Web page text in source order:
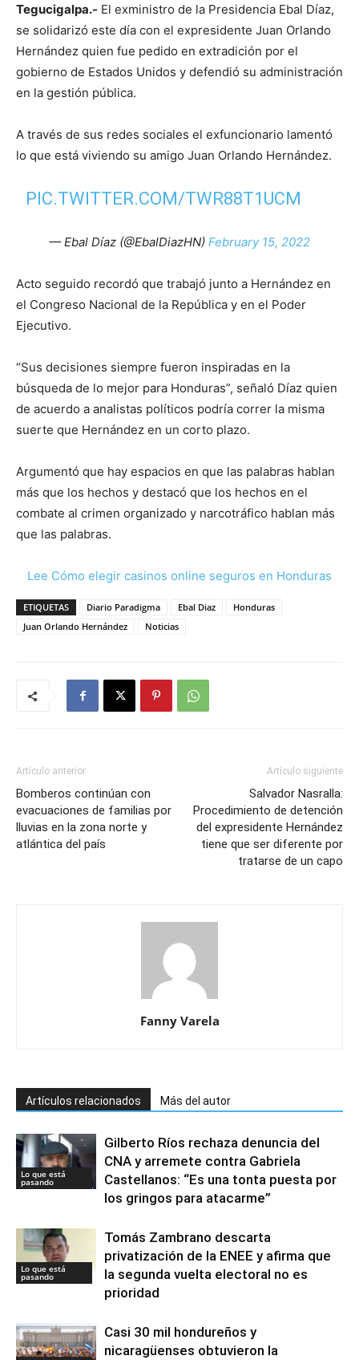
Tegucigalpa.- El exministro de la Presidencia Ebal Díaz,
se solidarizó este día con el expresidente Juan Orlando
Hernández quien fue pedido en extradición por el
gobierno de Estados Unidos y defendió su administración
en la gestión pública.
A través de sus redes sociales el exfuncionario lamentó
lo que está viviendo su amigo Juan Orlando Hernández.
PIC.TWITTER.COM/TWR88T1UCM
— Ebal Díaz (@EbalDiazHN) February 15, 2022
Acto seguido recordó que trabajó junto a Hernández en
el Congreso Nacional de la República y en el Poder
Ejecutivo.
“Sus decisiones siempre fueron inspiradas en la
búsqueda de lo mejor para Honduras”, señaló Díaz quien
de acuerdo a analistas políticos podría correr la misma
suerte que Hernández en un corto plazo.
Argumentó que hay espacios en que las palabras hablan
más que los hechos y destacó que los hechos en el
combate al crimen organizado y narcotráfico hablan más
que las palabras.
Lee Cómo elegir casinos online seguros en Honduras
ETIQUETAS Diario Paradigma Ebal Diaz
Honduras
Juan Orlando Hernández
Noticias
Artículo anterior
Bomberos continúan con
evacuaciones de familias por
lluvias en la zona norte y
atlántica del país
Artículo siguiente
Salvador Nasralla:
Procedimiento de detención
del expresidente Hernández
tiene que ser diferente por
tratarse de un capo
Fanny Varela
Artículos relacionados Más del autor
Lo que está
pasando
Gilberto Ríos rechaza denuncia del
CNA y arremete contra Gabriela
Castellanos: “Es una tonta puesta por
los gringos para atacarme”
Lo que está
pasando
Tomás Zambrano descarta
privatización de la ENEE y afirma que
la segunda vuelta electoral no es
prioridad
Casi 30 mil hondureños y
nicaragüenses obtuvieron la